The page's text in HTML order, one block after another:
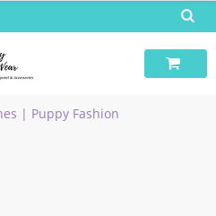
| Puppy Fashion